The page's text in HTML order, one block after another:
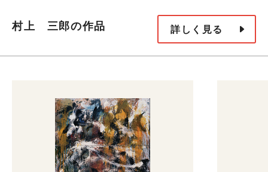
村上 三郎の作品 詳しく見る